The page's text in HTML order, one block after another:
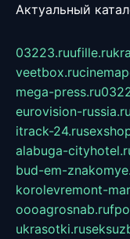
Актуальный
03223.ruufille.ru
veetbox.ru
mega-press.ru
eurovision-russia.ru
itrack-24.ru
alabuga-
bud-em-
korolevremont-
oooagrosnab.ru
ukrasotki.ru